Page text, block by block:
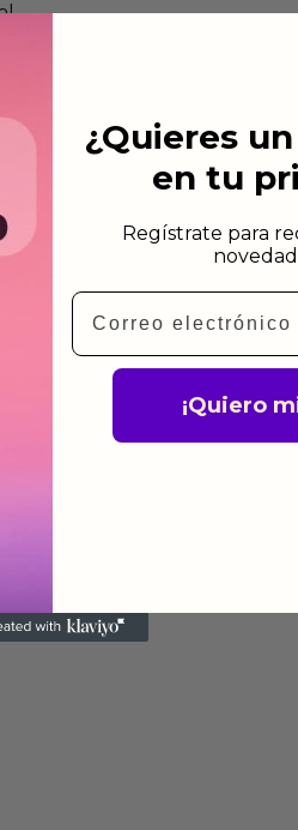
¿Quieres un
en tu
Regístrate para
Email
¡Quiero